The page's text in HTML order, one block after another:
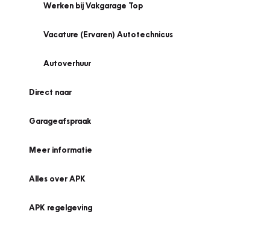
Werken bij Vakgarage Top
Vacature (Ervaren) Autotechnicus
Autoverhuur
Direct naar
Garageafspraak
Meer informatie
Alles over APK
APK regelgeving